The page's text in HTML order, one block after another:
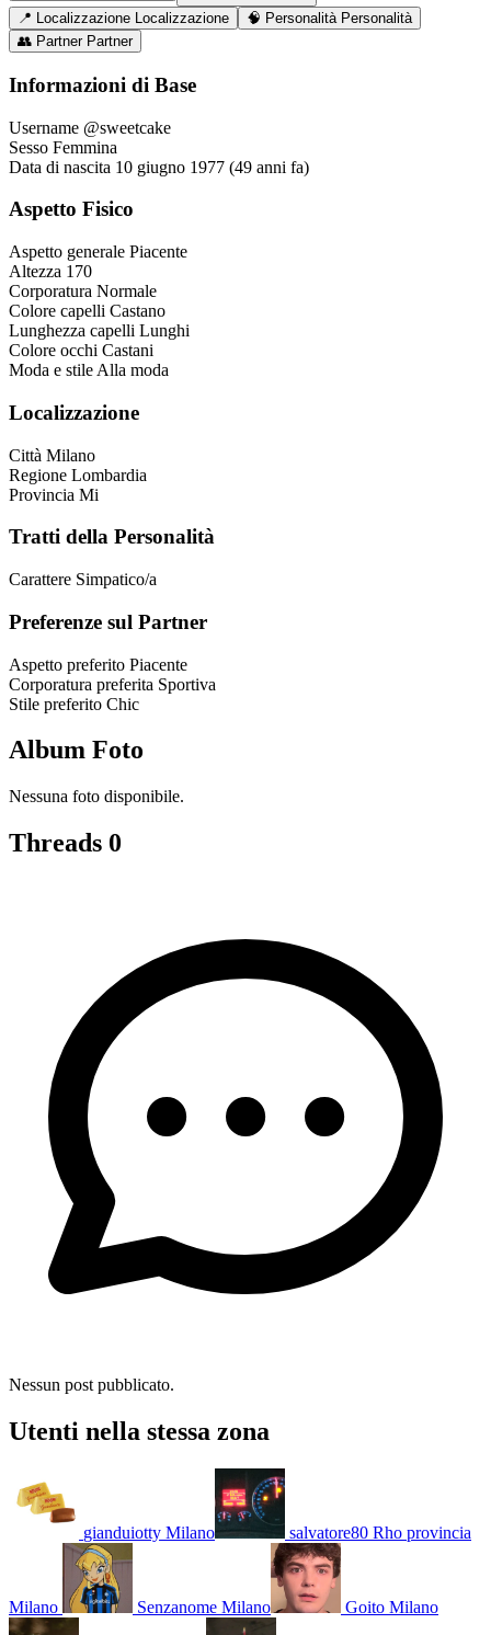
📍 Localizzazione Localizzazione 🧠 Personalità Personalità
👥 Partner Partner
Informazioni di Base
Username @sweetcake
Sesso Femmina
Data di nascita 10 giugno 1977 (49 anni fa)
Aspetto Fisico
Aspetto generale Piacente
Altezza 170
Corporatura Normale
Colore capelli Castano
Lunghezza capelli Lunghi
Colore occhi Castani
Moda e stile Alla moda
Localizzazione
Città Milano
Regione Lombardia
Provincia Mi
Tratti della Personalità
Carattere Simpatico/a
Preferenze sul Partner
Aspetto preferito Piacente
Corporatura preferita Sportiva
Stile preferito Chic
Album Foto
Nessuna foto disponibile.
Threads 0
Nessun post pubblicato.
Utenti nella stessa zona
gianduiotty Milano salvatore80 Rho provincia
Milano Senzanome Milano Goito Milano